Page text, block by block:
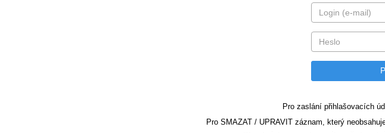
Pro zaslání přihlašovacích
Pro SMAZAT / UPRAVIT záznam, který